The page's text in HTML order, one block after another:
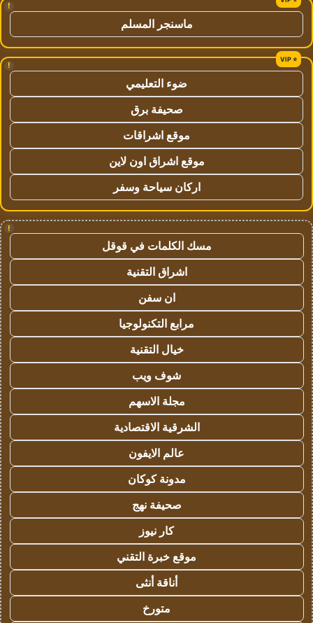
!
ماسنجر المسلم
!
ضوء التعليمي
صحيفة برق
موقع اشراقات
موقع اشراق اون لاين
اركان سياحة وسفر
!
مسك الكلمات في قوقل
اشراق التقنية
ان سفن
مرابع التكنولوجيا
خيال التقنية
شوف ويب
مجلة الاسهم
الشرقية الاقتصادية
عالم الايفون
مدونة كوكان
صحيفة نهج
كار نيوز
موقع خبرة التقني
أناقة أنثى
متورخ